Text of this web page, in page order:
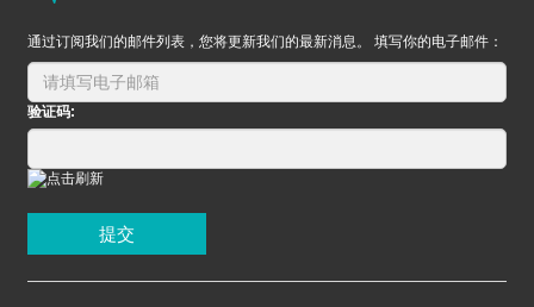
通过订阅我们的邮件列表，您将更新我们的最新消息。 填写你的电子邮件：
验证码:
提交